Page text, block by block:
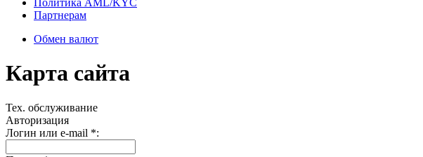
Политика AML/KYC
Партнерам
Обмен валют
Карта сайта
Тех. обслуживание
Авторизация
Логин или e-mail *: